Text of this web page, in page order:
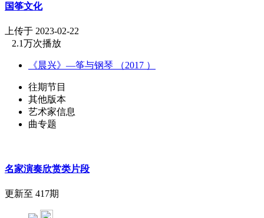
国筝文化
上传于 2023-02-22
2.1万次播放
《晨兴》—筝与钢琴 （2017 ）
往期节目
其他版本
艺术家信息
曲专题
名家演奏欣赏类片段
更新至 417期